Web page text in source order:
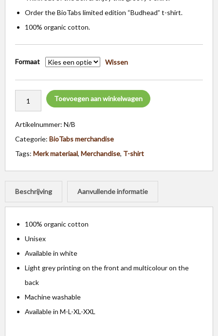
Order the BioTabs limited edition “Budhead” t-shirt.
100% organic cotton.
Formaat Wissen
Toevoegen aan winkelwagen
Artikelnummer: N/B
Categorie: BioTabs merchandise
Tags: Merk materiaal, Merchandise, T-shirt
Beschrijving Aanvullende informatie
100% organic cotton
Unisex
Available in white
Light grey printing on the front and multicolour on the
back
Machine washable
Available in M-L-XL-XXL